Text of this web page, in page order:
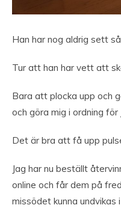
Han har nog aldrig sett
Tur att han har vett att
Bara att plocka upp och
och göra mig i ordning för
Det är bra att få upp
Jag har nu beställt
online och får dem på
missödet kunna undvikas